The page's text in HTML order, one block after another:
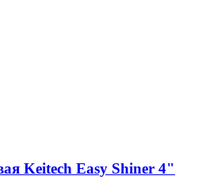
Keitech Easy Shiner 4"